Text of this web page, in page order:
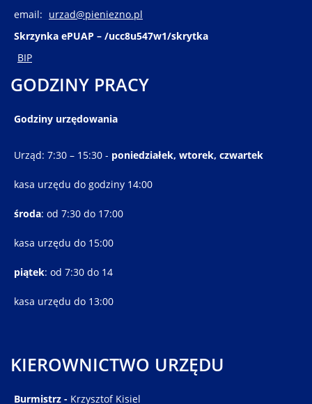
email: urzad@pieniezno.pl
Skrzynka ePUAP – /ucc8u547w1/skrytka
BIP
GODZINY PRACY
Godziny urzędowania
Urząd: 7:30 – 15:30 - poniedziałek, wtorek, czwartek
kasa urzędu do godziny 14:00
środa: od 7:30 do 17:00
kasa urzędu do 15:00
piątek: od 7:30 do 14
kasa urzędu do 13:00
KIEROWNICTWO URZĘDU
Burmistrz - Krzysztof Kisiel